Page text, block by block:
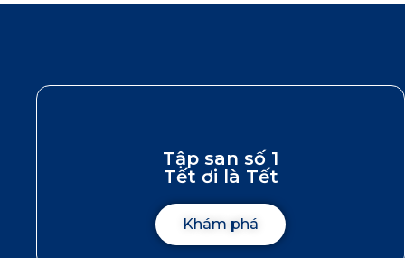
Tập san số 1
Tết ơi là Tết
Khám phá